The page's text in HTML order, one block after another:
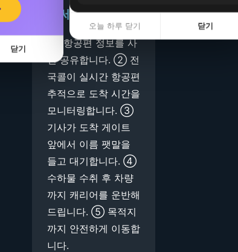
로세스
① 항공편 정보를 사
전 공유합니다. ② 전
국콜이 실시간 항공편
추적으로 도착 시간을
모니터링합니다. ③
기사가 도착 게이트
앞에서 이름 팻말을
들고 대기합니다. ④
수하물 수취 후 차량
까지 캐리어를 운반해
드립니다. ⑤ 목적지
까지 안전하게 이동합
니다.
오늘 하루 닫기 닫기
닫기